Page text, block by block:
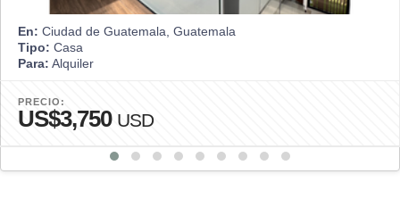
En: Ciudad de Guatemala, Guatemala
Tipo: Casa
Para: Alquiler
PRECIO:
US$3,750 USD